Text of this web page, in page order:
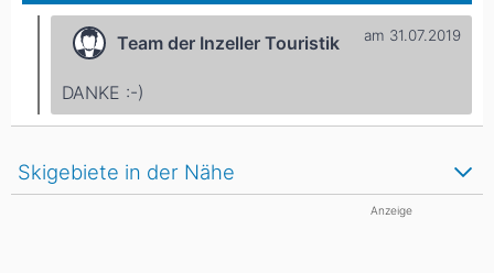
Team der Inzeller Touristik am 31.07.2019
DANKE :-)
Skigebiete in der Nähe
Anzeige